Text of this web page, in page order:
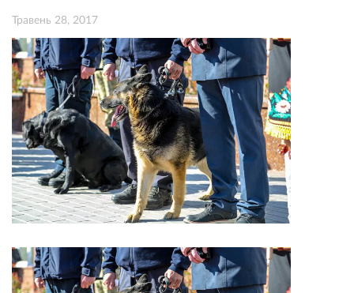
Травень 28, 2017